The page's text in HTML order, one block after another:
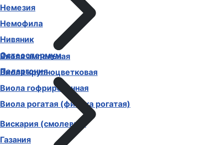
Виола ампельная
Виола крупноцветковая
Виола гофрированная
Виола рогатая (фиалка рогатая)
Вискария (смолевка)
Газания
Немезия
Немофила
Нивяник
Остеоспермум
Пеларгония